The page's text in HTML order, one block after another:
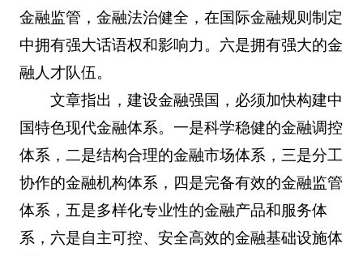
金融监管，金融法治健全，在国际金融规则制定
中拥有强大话语权和影响力。六是拥有强大的金
融人才队伍。
文章指出，建设金融强国，必须加快构建中
国特色现代金融体系。一是科学稳健的金融调控
体系，二是结构合理的金融市场体系，三是分工
协作的金融机构体系，四是完备有效的金融监管
体系，五是多样化专业性的金融产品和服务体
系，六是自主可控、安全高效的金融基础设施体